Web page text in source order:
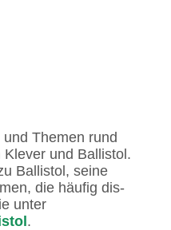
Themen rund
und Ballistol.
Ballistol, seine
die häufig dis­
unter
.